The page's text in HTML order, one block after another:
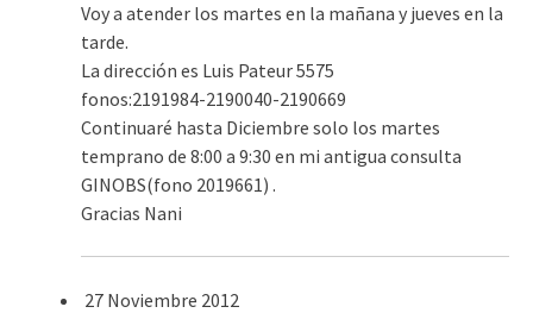
Voy a atender los martes en la mañana y jueves en la
tarde.
La dirección es Luis Pateur 5575
fonos:2191984-2190040-2190669
Continuaré hasta Diciembre solo los martes
temprano de 8:00 a 9:30 en mi antigua consulta
GINOBS(fono 2019661) .
Gracias Nani
27 Noviembre 2012